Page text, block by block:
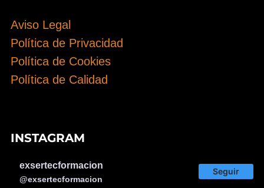
Aviso Legal
Política de Privacidad
Política de Cookies
Política de Calidad
INSTAGRAM
exsertecformacion
@exsertecformacion
Seguir